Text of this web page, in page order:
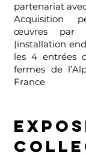
partenariat
Acquisition
œuvres par
(installation
les 4 entrées
fermes de
France